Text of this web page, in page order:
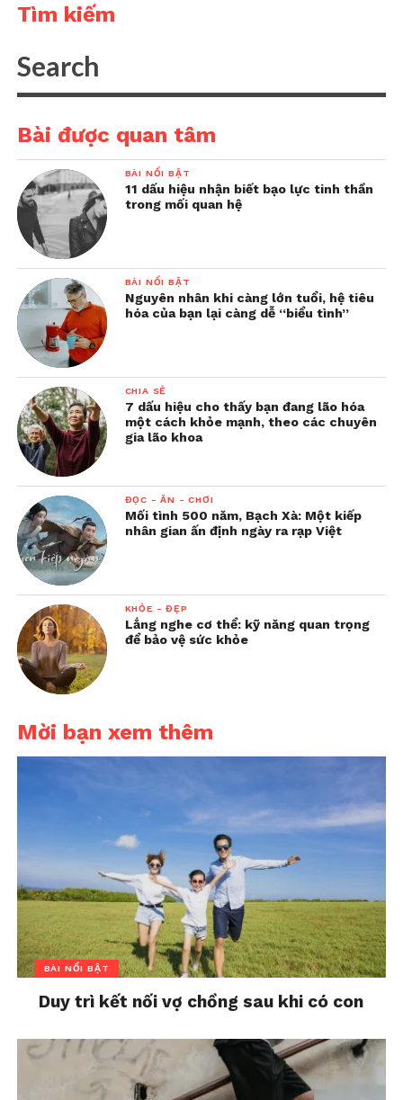
Tìm kiếm
Bài được quan tâm
BÀI NỔI BẬT
11 dấu hiệu nhận biết bạo lực tinh thần
trong mối quan hệ
BÀI NỔI BẬT
Nguyên nhân khi càng lớn tuổi, hệ tiêu
hóa của bạn lại càng dễ “biểu tình”
CHIA SẺ
7 dấu hiệu cho thấy bạn đang lão hóa
một cách khỏe mạnh, theo các chuyên
gia lão khoa
ĐỌC - ĂN - CHƠI
Mối tình 500 năm, Bạch Xà: Một kiếp
nhân gian ấn định ngày ra rạp Việt
KHỎE - ĐẸP
Lắng nghe cơ thể: kỹ năng quan trọng
để bảo vệ sức khỏe
Mời bạn xem thêm
BÀI NỔI BẬT
Duy trì kết nối vợ chồng sau khi có con